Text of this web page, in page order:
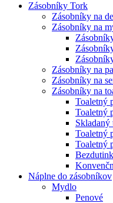
Zásobníky Tork
Zásobníky na
Zásobníky na
Zásobníky na
Zásobníky na
Zásobníky na
Toaletný
Toaletný
Skladaný
Toaletný
Toaletný
Náplne do zásobníkov
Mydlo
Penové